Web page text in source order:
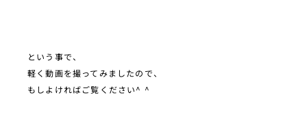
という事で、
軽く動画を撮ってみましたので、
もしよければご覧ください^ ^